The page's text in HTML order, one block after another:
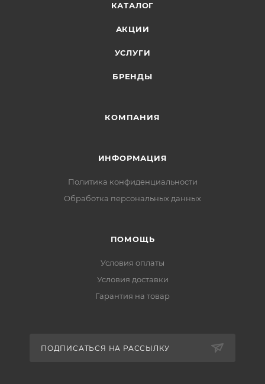
КАТАЛОГ
АКЦИИ
УСЛУГИ
БРЕНДЫ
КОМПАНИЯ
ИНФОРМАЦИЯ
Политика конфиденциальности
Обработка персональных данных
ПОМОЩЬ
Условия оплаты
Условия доставки
Гарантия на товар
ПОДПИСАТЬСЯ НА РАССЫЛКУ